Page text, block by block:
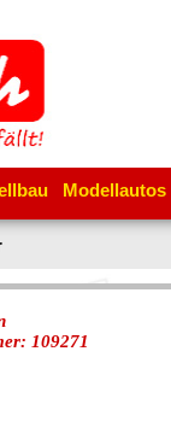
Modellautos
109271